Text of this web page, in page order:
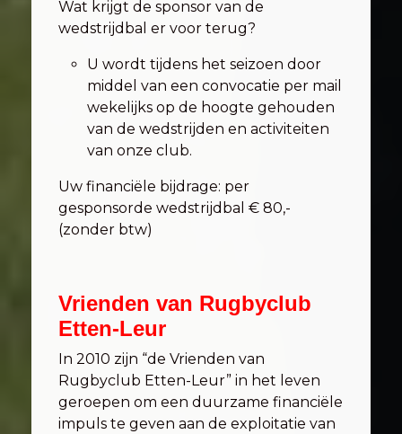
Wat krijgt de sponsor van de
wedstrijdbal er voor terug?
U wordt tijdens het seizoen door
middel van een convocatie per mail
wekelijks op de hoogte gehouden
van de wedstrijden en activiteiten
van onze club.
Uw financiële bijdrage: per
gesponsorde wedstrijdbal € 80,-
(zonder btw)
Vrienden van Rugbyclub
Etten-Leur
In 2010 zijn “de Vrienden van
Rugbyclub Etten-Leur” in het leven
geroepen om een duurzame financiële
impuls te geven aan de exploitatie van